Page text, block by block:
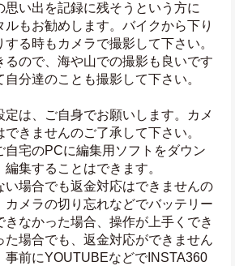
思い出を記録に残そうという方に
ルもお勧めします。バイクから下り
る時もカメラで撮影して下さい。
るので、海や山での撮影も良いです
分達のことも撮影して下さい。
定は、ご自身でお願いします。カメ
きませんのご了承して下さい。
自宅のPCに編集用ソフトをダウン
集することはできます。
い場合でも返金対応はできませんの
カメラの切り忘れなどでバッテリー
きなかった場合、操作が上手くでき
た場合でも、返金対応ができません
事前にYOUTUBEなどでINSTA360